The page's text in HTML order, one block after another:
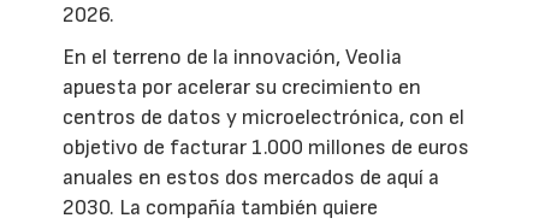
2026.
En el terreno de la innovación, Veolia
apuesta por acelerar su crecimiento en
centros de datos y microelectrónica, con el
objetivo de facturar 1.000 millones de euros
anuales en estos dos mercados de aquí a
2030. La compañía también quiere